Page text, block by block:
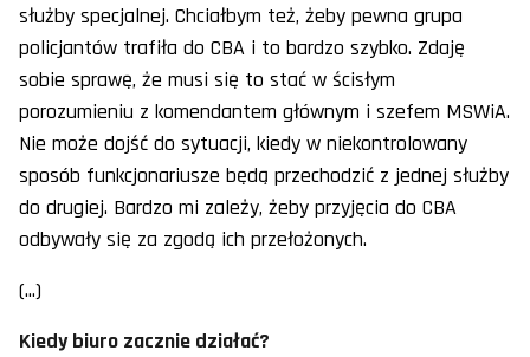
służby specjalnej. Chciałbym też, żeby pewna grupa
policjantów trafiła do CBA i to bardzo szybko. Zdaję
sobie sprawę, że musi się to stać w ścisłym
porozumieniu z komendantem głównym i szefem MSWiA.
Nie może dojść do sytuacji, kiedy w niekontrolowany
sposób funkcjonariusze będą przechodzić z jednej służby
do drugiej. Bardzo mi zależy, żeby przyjęcia do CBA
odbywały się za zgodą ich przełożonych.
(...)
Kiedy biuro zacznie działać?